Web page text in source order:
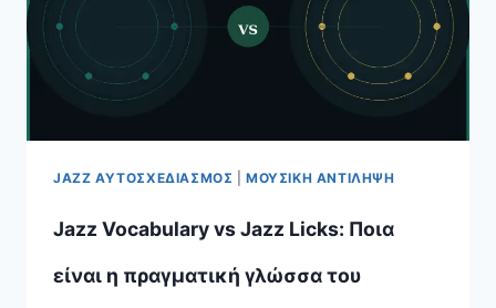
JAZZ ΑΥΤΟΣΧΕΔΙΑΣΜΌΣ |ΜΟΥΣΙΚΉ ΑΝΤΊΛΗΨΗ
Jazz Vocabulary vs Jazz Licks: Ποια
είναι η πραγματική γλώσσα του